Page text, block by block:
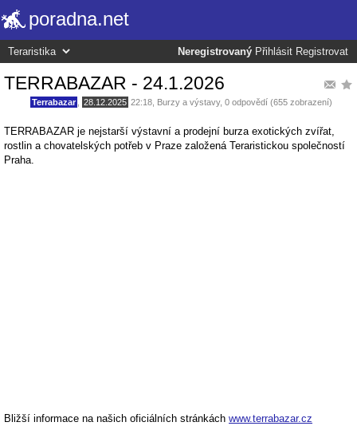
poradna.net
Neregistrovaný Přihlásit Registrovat
TERRABAZAR - 24.1.2026
Terrabazar 28.12.2025 22:18 Burzy a výstavy, 0 odpovědí (655 zobrazení)
TERRABAZAR je nejstarší výstavní a prodejní burza exotických zvířat,
rostlin a chovatelských potřeb v Praze založená Teraristickou společností
Praha.
Bližší informace na našich oficiálních stránkách www.terrabazar.cz